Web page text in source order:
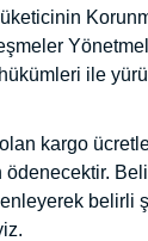
ile
kargo
ödenecektir.
belirli